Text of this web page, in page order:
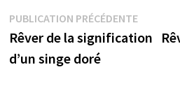
Navigation
de
l’article
PUBLICATION PRÉCÉDENTE
Rêver de la signification
d’un singe doré